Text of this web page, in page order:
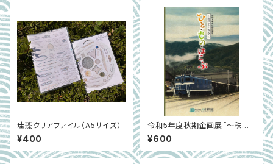
珪藻クリアファイル（A5サイズ）
¥400
令和5年度秋期企画展「～秩父
から／秩父へ～ ひと・もの・は
こぶ」
¥600